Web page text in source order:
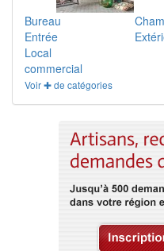
Bureau
Entrée
Local
commercial
Voir ✚ de catégories